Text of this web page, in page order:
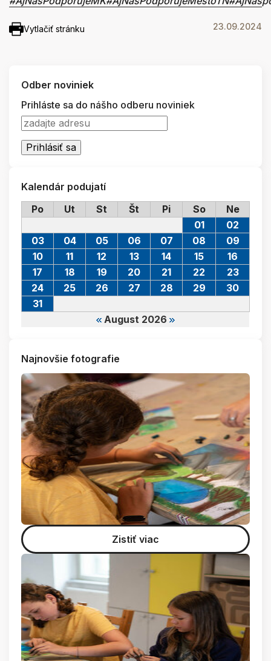
Vytlačiť stránku 23.09.2024
Odber noviniek
Prihláste sa do nášho odberu noviniek
Kalendár podujatí
Po
Ut St Št Pi So Ne
August 2026
01
02
03
04 05 06 07 08
09
10
11 12 13 14 15
16
17
18 19 20 21 22
23
24
25 26 27 28 29
30
31
Najnovšie fotografie
Zistiť viac